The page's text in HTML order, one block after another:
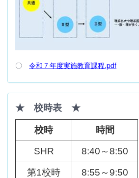
〇 令和７年度実施教育課程.pdf
★ 校時表 ★
校時 時間
SHR 8:40～8:50
第1校時 8:55～9:50